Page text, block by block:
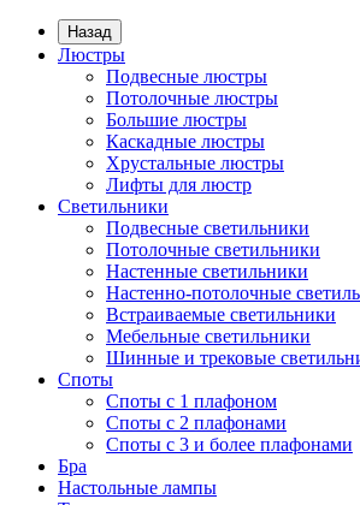
Назад
Люстры
Подвесные люстры
Потолочные люстры
Большие люстры
Каскадные люстры
Хрустальные люстры
Лифты для люстр
Светильники
Подвесные светильники
Потолочные светильники
Настенные светильники
Настенно-потолочные
Встраиваемые светильники
Мебельные светильники
Шинные и трековые
Споты
Споты с 1 плафоном
Споты с 2 плафонами
Споты с 3 и более плафонами
Бра
Настольные лампы